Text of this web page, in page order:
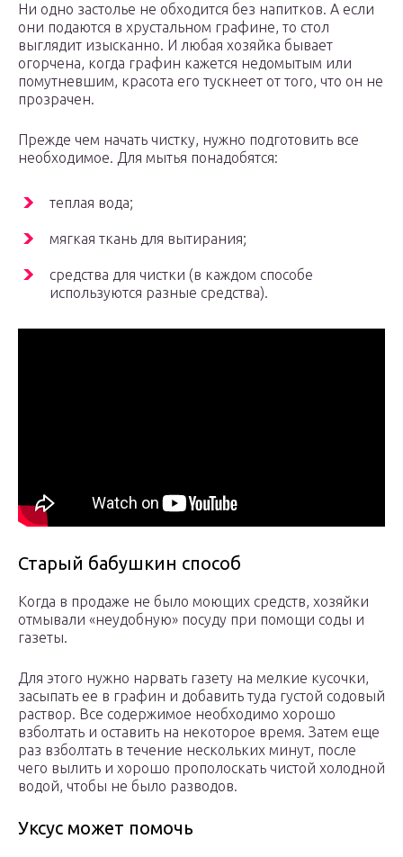
Ни одно застолье не обходится без напитков. А если
они подаются в хрустальном графине, то стол
выглядит изысканно. И любая хозяйка бывает
огорчена, когда графин кажется недомытым или
помутневшим, красота его тускнеет от того, что он не
прозрачен.
Прежде чем начать чистку, нужно подготовить все
необходимое. Для мытья понадобятся:
теплая вода;
мягкая ткань для вытирания;
средства для чистки (в каждом способе
используются разные средства).
Старый бабушкин способ
Когда в продаже не было моющих средств, хозяйки
отмывали «неудобную» посуду при помощи соды и
газеты.
Для этого нужно нарвать газету на мелкие кусочки,
засыпать ее в графин и добавить туда густой содовый
раствор. Все содержимое необходимо хорошо
взболтать и оставить на некоторое время. Затем еще
раз взболтать в течение нескольких минут, после
чего вылить и хорошо прополоскать чистой холодной
водой, чтобы не было разводов.
Уксус может помочь